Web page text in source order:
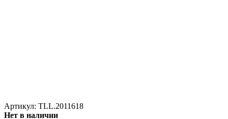
Артикул: TLL.2011618
Нет в наличии